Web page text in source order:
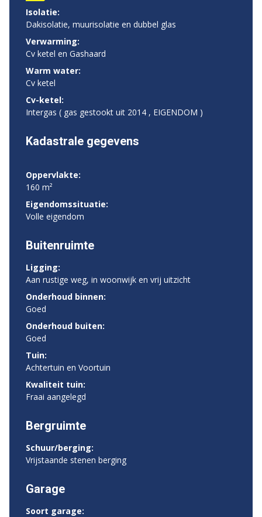
Isolatie:
Dakisolatie, muurisolatie en dubbel glas
Verwarming:
Cv ketel en Gashaard
Warm water:
Cv ketel
Cv-ketel:
Intergas ( gas gestookt uit 2014 , EIGENDOM )
Kadastrale gegevens
Oppervlakte:
160 m²
Eigendomssituatie:
Volle eigendom
Buitenruimte
Ligging:
Aan rustige weg, in woonwijk en vrij uitzicht
Onderhoud binnen:
Goed
Onderhoud buiten:
Goed
Tuin:
Achtertuin en Voortuin
Kwaliteit tuin:
Fraai aangelegd
Bergruimte
Schuur/berging:
Vrijstaande stenen berging
Garage
Soort garage: